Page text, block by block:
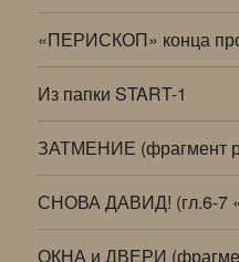
«ПЕРИСКОП» конца
Из папки START-1
ЗАТМЕНИЕ (фрагмент
СНОВА ДАВИД! (гл.6-7
ОКНА и ДВЕРИ